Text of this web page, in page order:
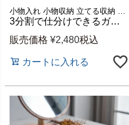
3分割で仕分けできるガラスと真鍮のヘキサゴンブラシスタンド 約W11.5×H11.5cm [67071]
販売価格 ¥2,480税込
カートに入れる